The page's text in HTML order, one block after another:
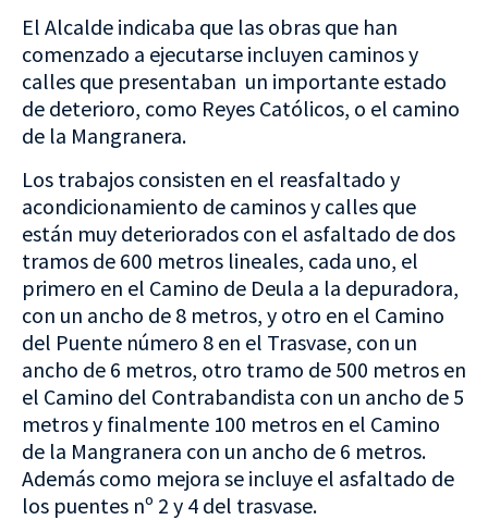
El Alcalde indicaba que las obras que han
comenzado a ejecutarse incluyen caminos y
calles que presentaban un importante estado
de deterioro, como Reyes Católicos, o el camino
de la Mangranera.
Los trabajos consisten en el reasfaltado y
acondicionamiento de caminos y calles que
están muy deteriorados con el asfaltado de dos
tramos de 600 metros lineales, cada uno, el
primero en el Camino de Deula a la depuradora,
con un ancho de 8 metros, y otro en el Camino
del Puente número 8 en el Trasvase, con un
ancho de 6 metros, otro tramo de 500 metros en
el Camino del Contrabandista con un ancho de 5
metros y finalmente 100 metros en el Camino
de la Mangranera con un ancho de 6 metros.
Además como mejora se incluye el asfaltado de
los puentes nº 2 y 4 del trasvase.